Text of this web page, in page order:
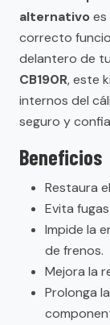
alternativo es
correcto
delantero de
CB190R, este
internos del
seguro y
Beneficios
Restaura
Evita
Impide la
de frenos.
Mejora la
Prolonga